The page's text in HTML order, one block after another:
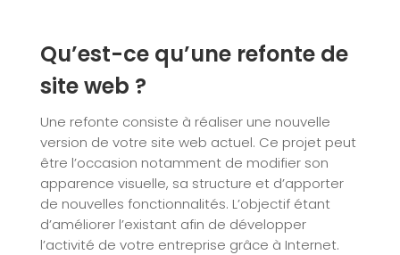
Qu’est-ce qu’une refonte de
site web ?
Une refonte consiste à réaliser une nouvelle
version de votre site web actuel. Ce projet peut
être l’occasion notamment de modifier son
apparence visuelle, sa structure et d’apporter
de nouvelles fonctionnalités. L’objectif étant
d’améliorer l’existant afin de développer
l’activité de votre entreprise grâce à Internet.